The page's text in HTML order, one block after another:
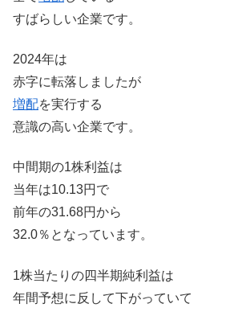
すばらしい企業です。
2024年は
赤字に転落しましたが
増配を実行する
意識の高い企業です。
中間期の1株利益は
当年は10.13円で
前年の31.68円から
32.0％となっています。
1株当たりの四半期純利益は
年間予想に反して下がっていて